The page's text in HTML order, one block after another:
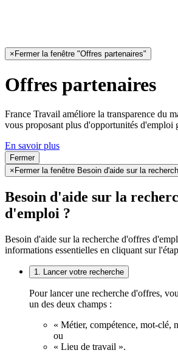
× Fermer la fenêtre "Offres partenaires"
Offres partenaires
France Travail améliore la transparence du
vous proposant plus d'opportunités d'emploi
En savoir plus
Fermer
× Fermer la fenêtre Besoin d'aide sur la
Besoin d'aide sur la
d'emploi ?
Besoin d'aide sur la recherche d'offres
informations essentielles en cliquant sur
1. Lancer votre recherche
Pour lancer une recherche d'offres,
un des deux champs :
« Métier, compétence, mot-clé,
ou
« Lieu de travail ».